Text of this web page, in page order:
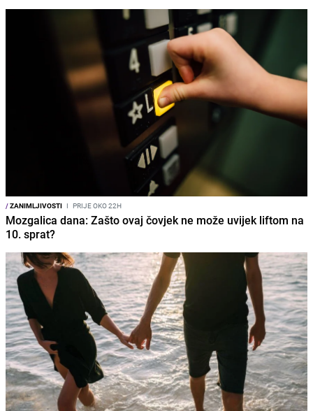
/ZANIMLJIVOSTI I PRIJE OKO 22H
Mozgalica dana: Zašto ovaj čovjek ne može uvijek liftom na
10. sprat?